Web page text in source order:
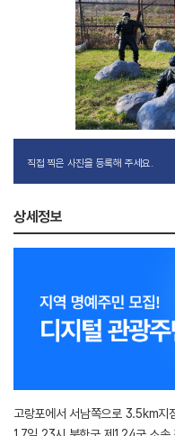
직접 찍은 사진을 등록해 주세요.
상세정보
고랑포에서 서남쪽으로 3.5km지